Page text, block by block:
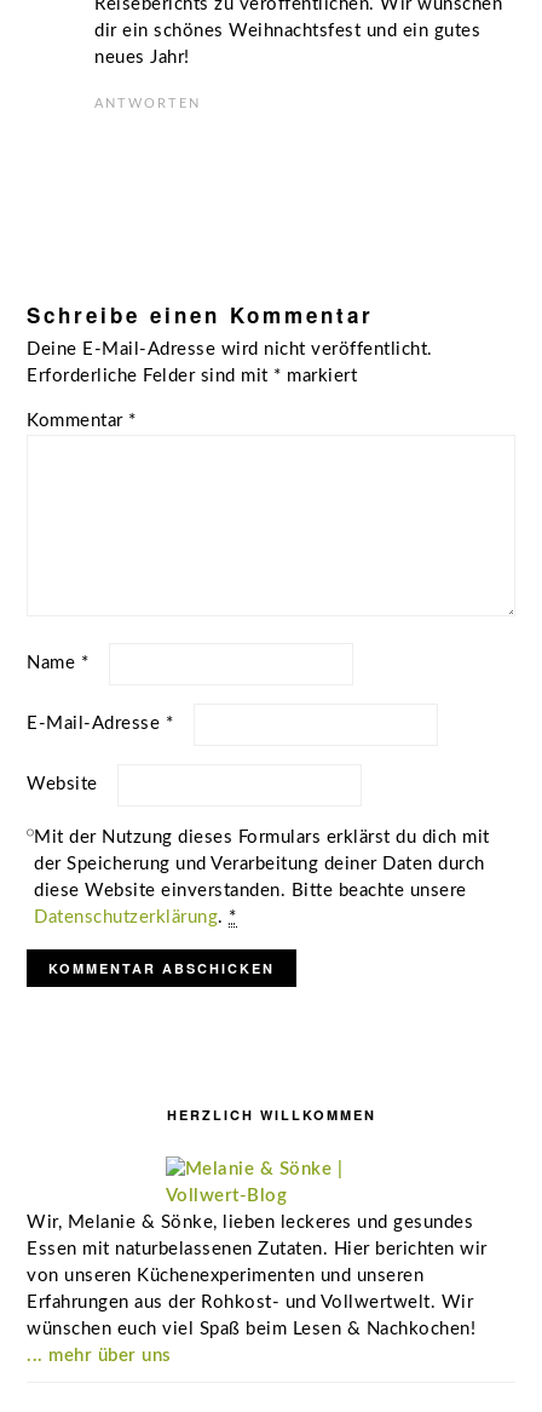
Reiseberichts zu veröffentlichen. Wir wünschen
dir ein schönes Weihnachtsfest und ein gutes
neues Jahr!
ANTWORTEN
Schreibe einen Kommentar
Deine E-Mail-Adresse wird nicht veröffentlicht.
Erforderliche Felder sind mit * markiert
Kommentar *
Name *
E-Mail-Adresse *
Website
Mit der Nutzung dieses Formulars erklärst du dich mit
der Speicherung und Verarbeitung deiner Daten durch
diese Website einverstanden. Bitte beachte unsere
Datenschutzerklärung. *
HERZLICH WILLKOMMEN
Wir, Melanie & Sönke, lieben leckeres und gesundes
Essen mit naturbelassenen Zutaten. Hier berichten wir
von unseren Küchenexperimenten und unseren
Erfahrungen aus der Rohkost- und Vollwertwelt. Wir
wünschen euch viel Spaß beim Lesen & Nachkochen!
... mehr über uns